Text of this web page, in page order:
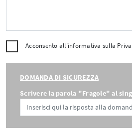
Acconsento all'informativa sulla
DOMANDA DI SICUREZZA
Scrivere la parola "Fragole" al